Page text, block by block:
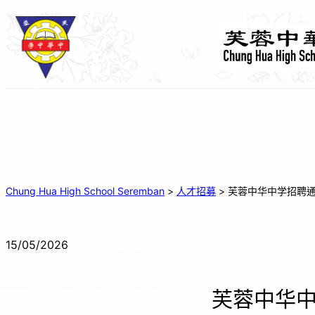
跳
Chung Hua High School Seremban > 人才招募 > 芙蓉中华中学招聘
15/05/2026
芙蓉中华